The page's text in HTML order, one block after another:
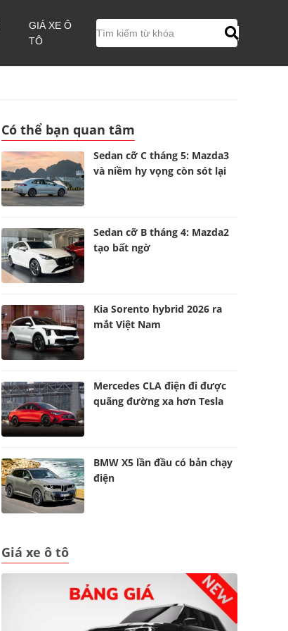
GIÁ XE Ô
TÔ
Có thể bạn quan tâm
Sedan cỡ C tháng 5: Mazda3
và niềm hy vọng còn sót lại
Sedan cỡ B tháng 4: Mazda2
tạo bất ngờ
Kia Sorento hybrid 2026 ra
mắt Việt Nam
Mercedes CLA điện đi được
quãng đường xa hơn Tesla
BMW X5 lần đầu có bản chạy
điện
Giá xe ô tô